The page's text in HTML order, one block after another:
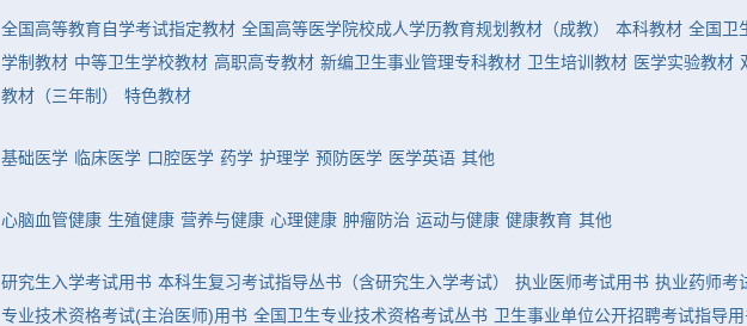
全国高等教育自学考试指定教材 全国高等医学院校成人学历教育规划教材（成教） 本科教材 全国卫
学制教材 中等卫生学校教材 高职高专教材 新编卫生事业管理专科教材 卫生培训教材 医学实验教材
教材（三年制）
特色教材
基础医学 临床医学 口腔医学 药学 护理学 预防医学 医学英语 其他
心脑血管健康 生殖健康 营养与健康 心理健康 肿瘤防治 运动与健康 健康教育 其他
研究生入学考试用书 本科生复习考试指导丛书（含研究生入学考试） 执业医师考试用书 执业药师考
专业技术资格考试(主治医师)用书 全国卫生专业技术资格考试丛书 卫生事业单位公开招聘考试指导